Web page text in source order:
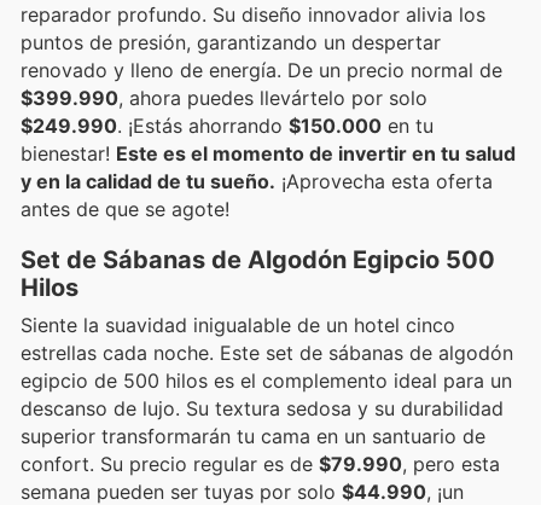
reparador profundo. Su diseño innovador alivia los
puntos de presión, garantizando un despertar
renovado y lleno de energía. De un precio normal de
$399.990, ahora puedes llevártelo por solo
$249.990. ¡Estás ahorrando $150.000 en tu
bienestar! Este es el momento de invertir en tu salud
y en la calidad de tu sueño. ¡Aprovecha esta oferta
antes de que se agote!
Set de Sábanas de Algodón Egipcio 500
Hilos
Siente la suavidad inigualable de un hotel cinco
estrellas cada noche. Este set de sábanas de algodón
egipcio de 500 hilos es el complemento ideal para un
descanso de lujo. Su textura sedosa y su durabilidad
superior transformarán tu cama en un santuario de
confort. Su precio regular es de $79.990, pero esta
semana pueden ser tuyas por solo $44.990, ¡un